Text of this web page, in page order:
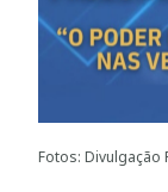
Fotos: Divulgação